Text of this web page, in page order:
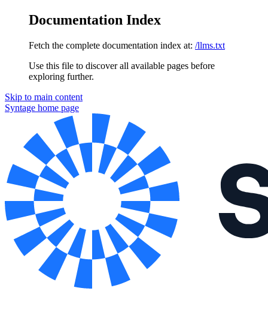
Documentation Index
Fetch the complete documentation index at: /llms.txt
Use this file to discover all available pages before
exploring further.
Skip to main content
Syntage home page